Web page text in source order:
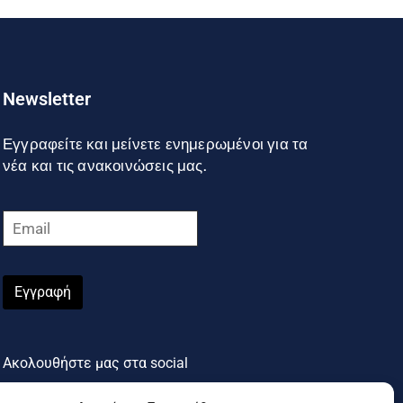
Newsletter
Εγγραφείτε και μείνετε ενημερωμένοι για τα
νέα και τις ανακοινώσεις μας.
Εγγραφή
Ακολουθήστε μας στα social